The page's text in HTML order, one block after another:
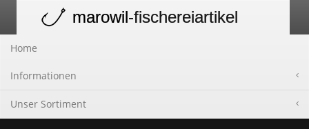
navigation
marowil-fischereiartikel
Home
Informationen
Unser Sortiment